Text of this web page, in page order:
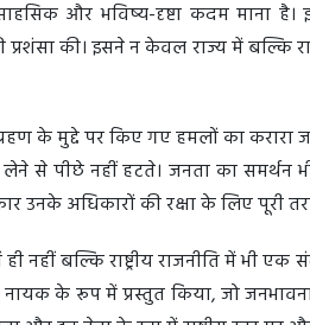
और भविष्य-दृष्टा कदम माना
की। इसने न केवल राज्य में बल्कि
के मुद्दे पर किए गए हमलों का करारा
से पीछे नहीं हटते। जनता का
अधिकारों की रक्षा के लिए पूरी
नहीं बल्कि राष्ट्रीय राजनीति में भी
के रूप में प्रस्तुत किया, जो